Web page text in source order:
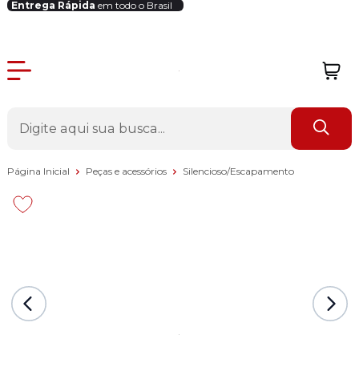
Entrega Rápida em todo o Brasil
Login Revendedor
Página Inicial Peças e acessórios Silencioso/Escapamento